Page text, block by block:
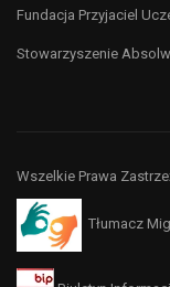
Fundacja Przyjaciel
Stowarzyszenie
Wszelkie Prawa
Tłumacz